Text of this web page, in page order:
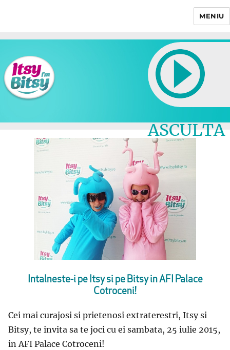
MENIU
ASCULTA
LIVE
Intalneste-i pe Itsy si pe Bitsy in AFI Palace
Cotroceni!
Cei mai curajosi si prietenosi extraterestri, Itsy si
Bitsy, te invita sa te joci cu ei sambata, 25 iulie 2015,
in AFI Palace Cotroceni!